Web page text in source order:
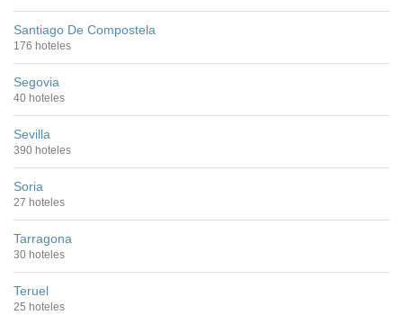
Santiago De Compostela
176 hoteles
Segovia
40 hoteles
Sevilla
390 hoteles
Soria
27 hoteles
Tarragona
30 hoteles
Teruel
25 hoteles